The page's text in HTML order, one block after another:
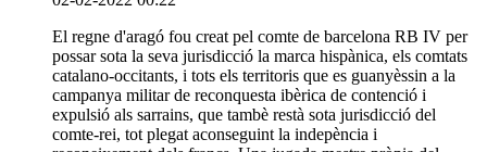
El regne d'aragó fou creat pel comte de barcelona RB IV per
possar sota la seva jurisdicció la marca hispànica, els comtats
catalano-occitants, i tots els territoris que es guanyèssin a la
campanya militar de reconquesta ibèrica de contenció i
expulsió als sarrains, que tambè restà sota jurisdicció del
comte-rei, tot plegat aconseguint la indepència i